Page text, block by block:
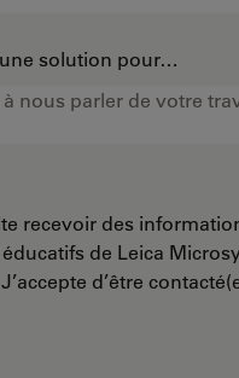
solution pour…
recevoir des
de Leica
d’être